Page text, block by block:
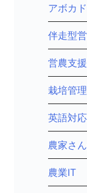
アボカ
伴走型
営農支
栽培管理
英語対
農家さ
農業IT